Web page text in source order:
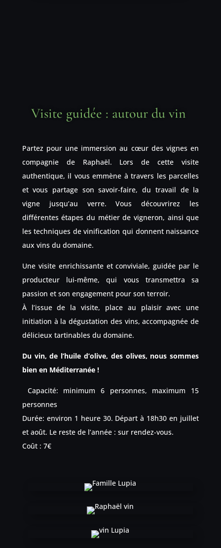
Visite guidée : autour du vin
Partez pour une immersion au cœur des vignes en
compagnie de Raphaël. Lors de cette visite
authentique, il vous emmène à travers les parcelles
et vous partage son savoir-faire, du travail de la
vigne jusqu’au verre. Vous découvrirez les
différentes étapes du métier de vigneron, ainsi que
les techniques de vinification qui donnent naissance
aux vins du domaine.
Une visite enrichissante et conviviale, guidée par le
producteur lui-même, qui vous transmettra sa
passion et son engagement pour son terroir.
À l’issue de la visite, place au plaisir avec une
initiation à la dégustation des vins, accompagnée de
délicieux tartinables du domaine.
Du vin, de l’huile d’olive, des olives, nous sommes
bien en Méditerranée !
Capacité: minimum 6 personnes, maximum 15
personnes
Durée: environ 1 heure 30. Départ à 18h30 en juillet
et août. Le reste de l’année : sur rendez-vous.
Coût : 7€